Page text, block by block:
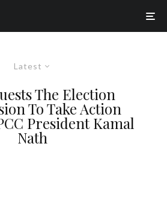
Latest
The Election
To Take Action
President Kamal
Nath